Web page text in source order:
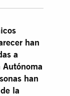
han
a
han
la